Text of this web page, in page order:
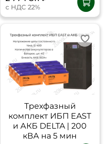
с НДС 22%
Трехфазный
комплект ИБП EAST
и АКБ DELTA | 200
кВА на 5 мин